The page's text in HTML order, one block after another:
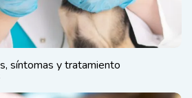
síntomas y tratamiento